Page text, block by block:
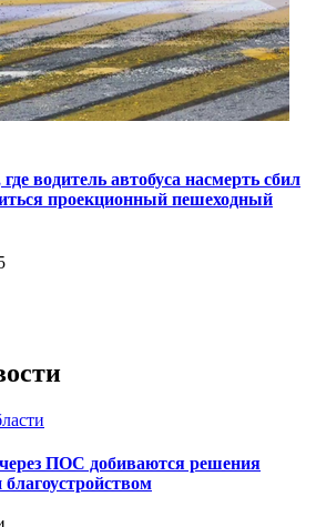
водитель автобуса насмерть сбил
проекционный пешеходный
ПОС добиваются решения